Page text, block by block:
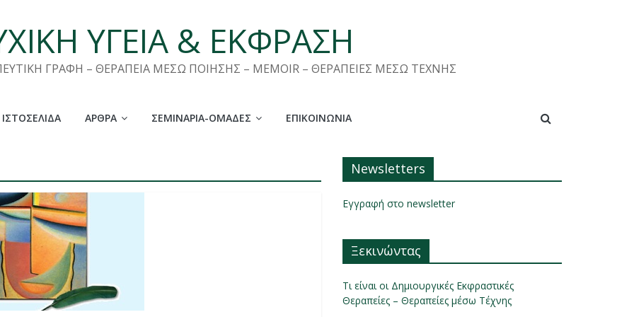
ΥΓΕΙΑ & ΕΚΦΡΑΣΗ
ΓΡΑΦΗ – ΘΕΡΑΠΕΙΑ ΜΕΣΩ ΠΟΙΗΣΗΣ – MEMOIR – ΘΕΡΑΠΕΙΕΣ ΜΕΣΩ ΤΕΧΝΗΣ
ΆΡΘΡΑ ΣΕΜΙΝΆΡΙΑ-ΟΜΆΔΕΣ ΕΠΙΚΟΙΝΩΝΊΑ
Newsletters
Εγγραφή στο newsletter
Ξεκινώντας
Τι είναι οι Δημιουργικές Εκφραστικές
Θεραπείες – Θεραπείες μέσω Τέχνης